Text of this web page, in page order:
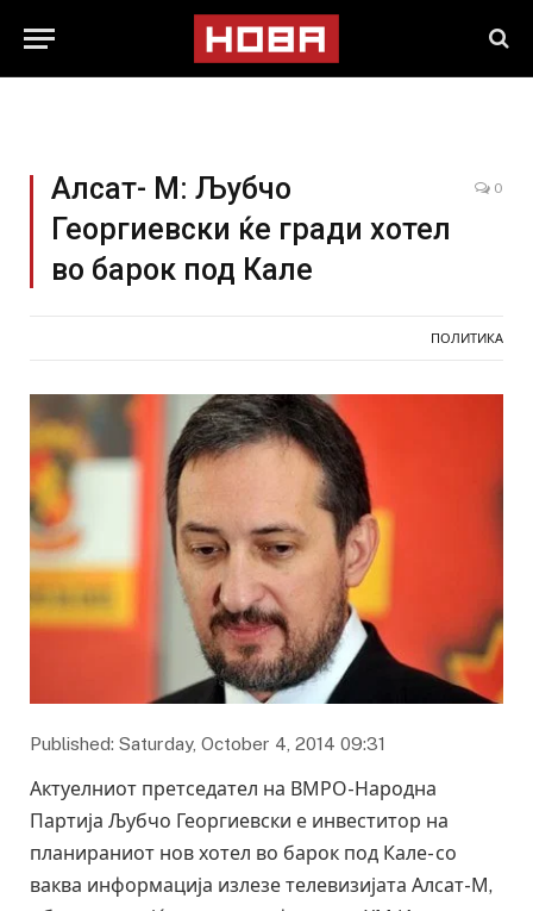
Алсат- М: Љубчо
Георгиевски ќе гради хотел
во барок под Кале
0
ПОЛИТИКА
Published: Saturday, October 4, 2014 09:31
Актуелниот претседател на ВМРО-Народна
Партија Љубчо Георгиевски е инвеститор на
планираниот нов хотел во барок под Кале- со
ваква информација излезе телевизијата Алсат-М,